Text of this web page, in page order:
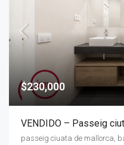
$230,000
VENDIDO – Passeig
passeig ciuata de mallorca,